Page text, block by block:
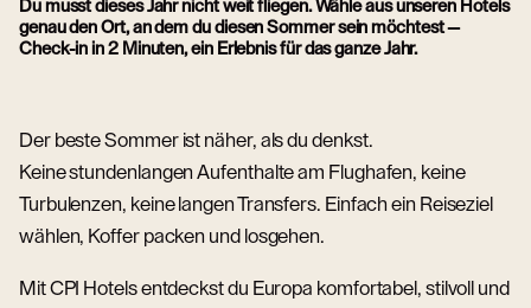
Du musst dieses Jahr nicht weit fliegen. Wähle aus unseren Hotels
genau den Ort, an dem du diesen Sommer sein möchtest —
Check-in in 2 Minuten, ein Erlebnis für das ganze Jahr.
Der beste Sommer ist näher, als du denkst.
Keine stundenlangen Aufenthalte am Flughafen, keine
Turbulenzen, keine langen Transfers. Einfach ein Reiseziel
wählen, Koffer packen und losgehen.
Mit CPI Hotels entdeckst du Europa komfortabel, stilvoll und